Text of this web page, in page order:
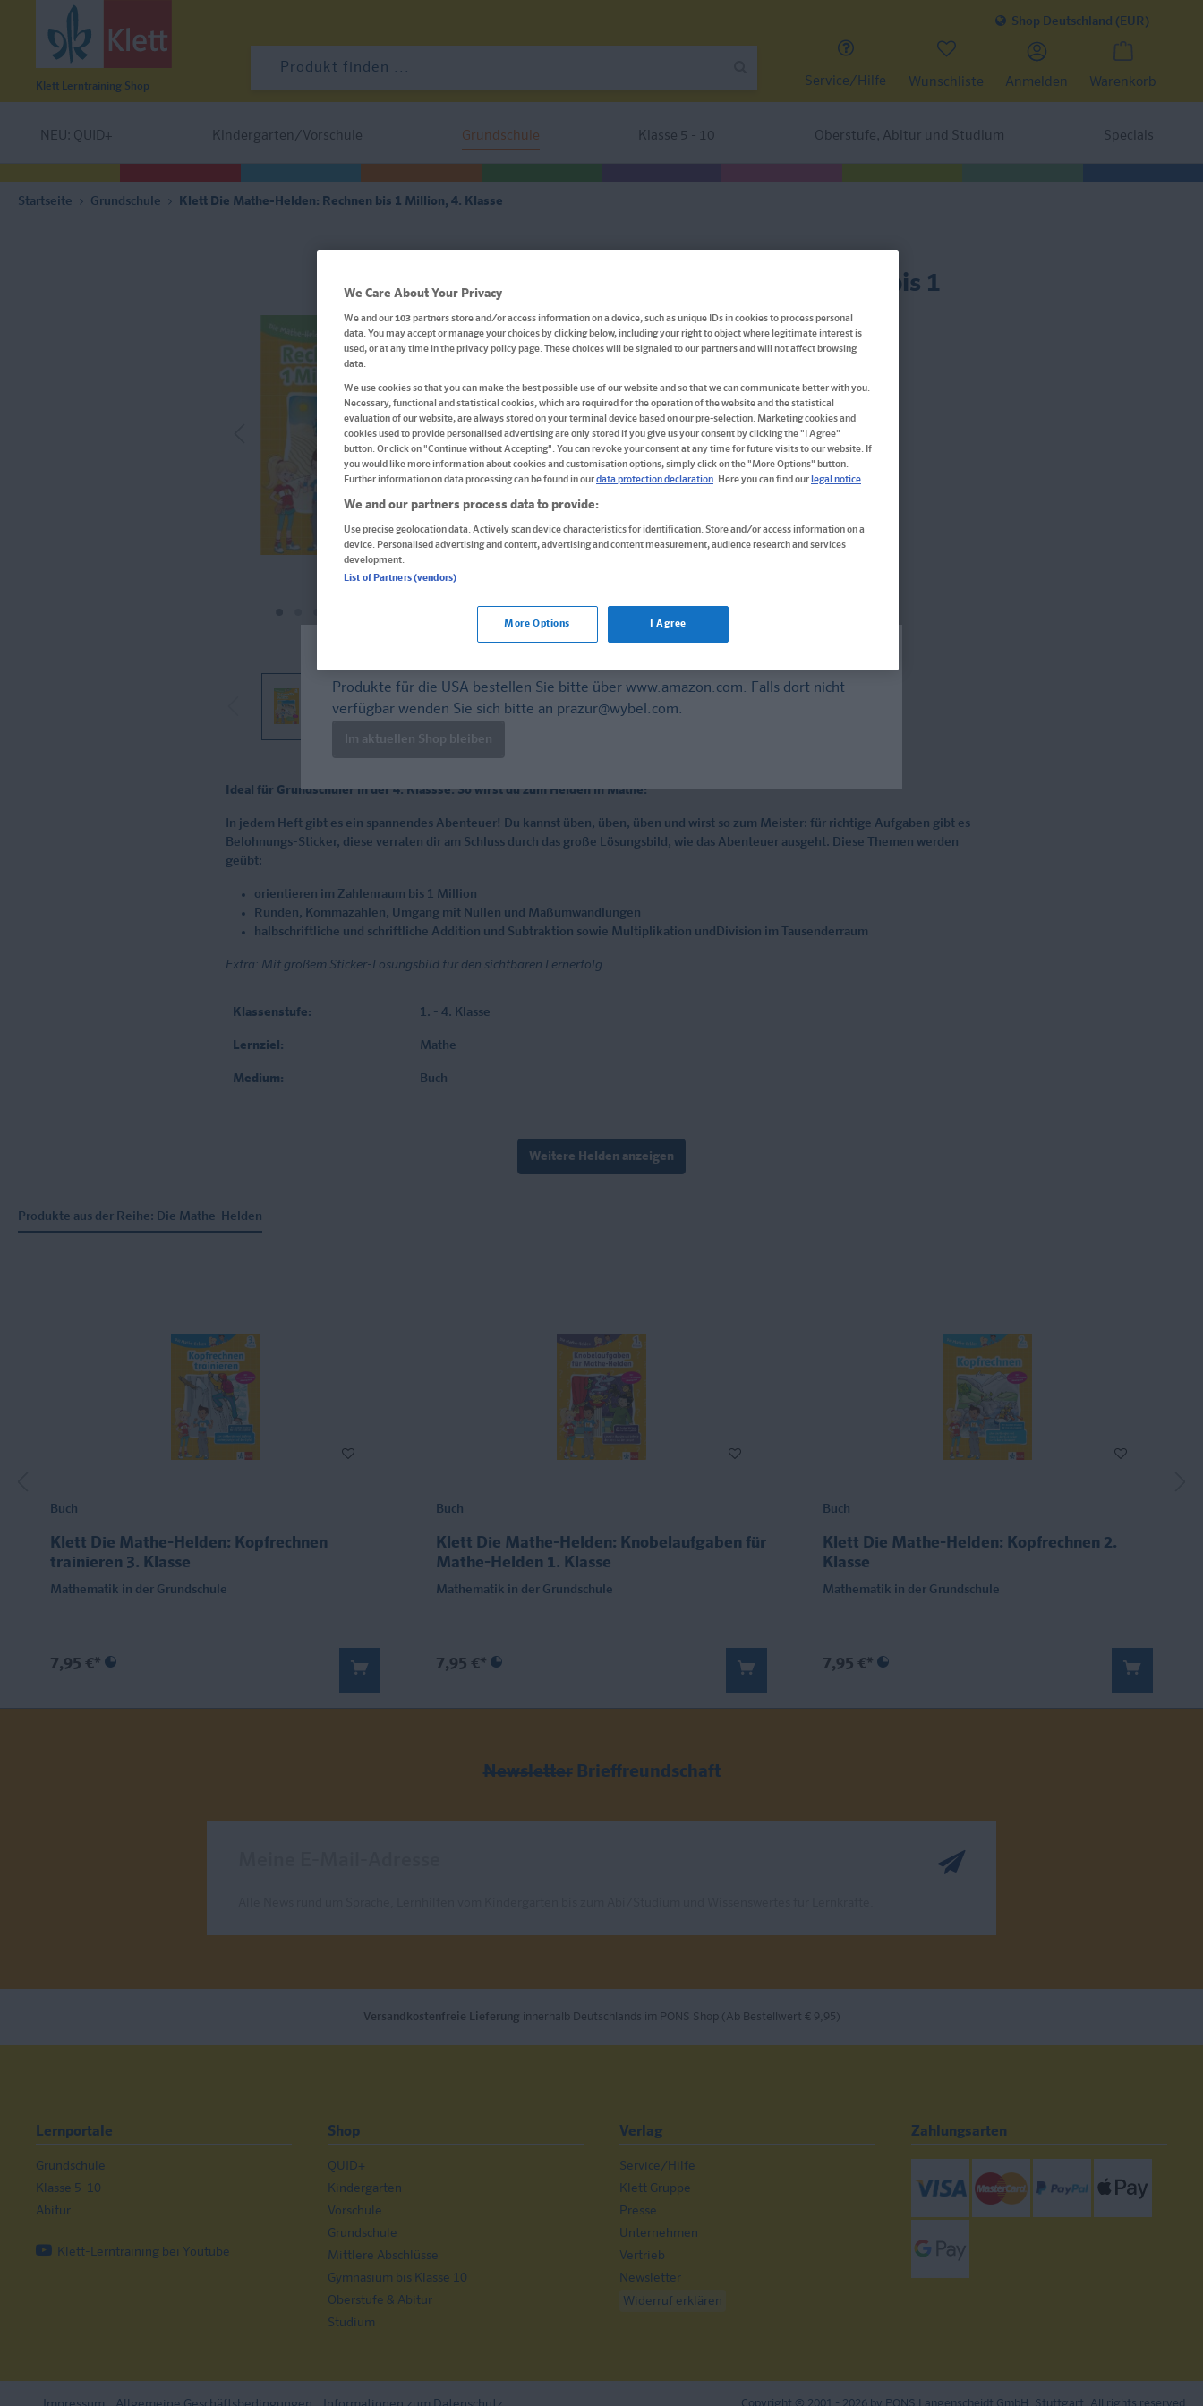
Klett Lerntraining Shop
Shop Deutschland (EUR)
Service/Hilfe Wunschliste Anmelden Warenkorb
NEU: QUID+ Kindergarten/Vorschule Grundschule Klasse 5 - 10 Oberstufe, Abitur und Studium Specials
Startseite Grundschule Klett Die Mathe-Helden: Rechnen bis 1 Million, 4. Klasse
Klett Die Mathe-Helden: Rechnen bis 1
Million, 4. Klasse
Buch
Format: 17,0 x 24,0 cm, 64 Seiten
ISBN: 978-3-12-949425-7
Vergriffen, wird abgel�st durch neue Ausgabe.
Ideal für Grundschüler in der 4. Klassse. So wirst du zum Helden in Mathe:
In jedem Heft gibt es ein spannendes Abenteuer! Du kannst üben, üben, üben und wirst so zum Meister: für richtige Aufgaben gibt es
Belohnungs-Sticker, diese verraten dir am Schluss durch das große Lösungsbild, wie das Abenteuer ausgeht. Diese Themen werden
geübt:
orientieren im Zahlenraum bis 1 Million
Runden, Kommazahlen, Umgang mit Nullen und Maßumwandlungen
halbschriftliche und schriftliche Addition und Subtraktion sowie Multiplikation undDivision im Tausenderraum
Extra: Mit großem Sticker-Lösungsbild für den sichtbaren Lernerfolg.
Klassenstufe: 1. - 4. Klasse
Lernziel: Mathe
Medium: Buch
Weitere Helden anzeigen
Produkte aus der Reihe: Die Mathe-Helden
Buch
Klett Die Mathe-Helden: Kopfrechnen
trainieren 3. Klasse
Mathematik in der Grundschule
7,95 €*
Buch
Klett Die Mathe-Helden: Knobelaufgaben für
Mathe-Helden 1. Klasse
Mathematik in der Grundschule
7,95 €*
Buch
Klett Die Mathe-Helden: Kopfrechnen 2.
Klasse
Mathematik in der Grundschule
7,95 €*
Newsletter Brieffreundschaft
Versandkostenfreie Lieferung innerhalb Deutschlands im PONS Shop (Ab Bestellwert € 9,95)
Lernportale
Grundschule
Klasse 5-10
Abitur
Klett-Lerntraining bei Youtube
Shop
QUID+
Kindergarten
Vorschule
Grundschule
Mittlere Abschlüsse
Gymnasium bis Klasse 10
Oberstufe & Abitur
Studium
Verlag
Service/Hilfe
Klett Gruppe
Presse
Unternehmen
Vertrieb
Newsletter
Widerruf erklären
Zahlungsarten
Mastercard
Welcome!
Produkte für die USA bestellen Sie bitte über www.amazon.com. Falls dort nicht
verfügbar wenden Sie sich bitte an prazur@wybel.com.
Im aktuellen Shop bleiben
We Care About Your Privacy
We and our103partners store and/or access information on a device, such as unique IDs in cookies to process personal
data. You may accept or manage your choices by clicking below, including your right to object where legitimate interest is
used, or at any time in the privacy policy page. These choices will be signaled to our partners and will not affect browsing
data.
We use cookies so that you can make the best possible use of our website and so that we can communicate better with you.
Necessary, functional and statistical cookies, which are required for the operation of the website and the statistical
evaluation of our website, are always stored on your terminal device based on our pre-selection. Marketing cookies and
cookies used to provide personalised advertising are only stored if you give us your consent by clicking the "I Agree"
button. Or click on "Continue without Accepting". You can revoke your consent at any time for future visits to our website. If
you would like more information about cookies and customisation options, simply click on the "More Options" button.
Further information on data processing can be found in ourdata protection declaration. Here you can find our legal notice.
We and our partners process data to provide:
Use precise geolocation data. Actively scan device characteristics for identification. Store and/or access information on a
device. Personalised advertising and content, advertising and content measurement, audience research and services
development.
List of Partners (vendors)
I Agree
More Options